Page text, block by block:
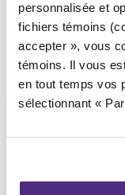
personnalisée et
fichiers témoins
accepter », vous
témoins. Il vous
en tout temps vos
sélectionnant «